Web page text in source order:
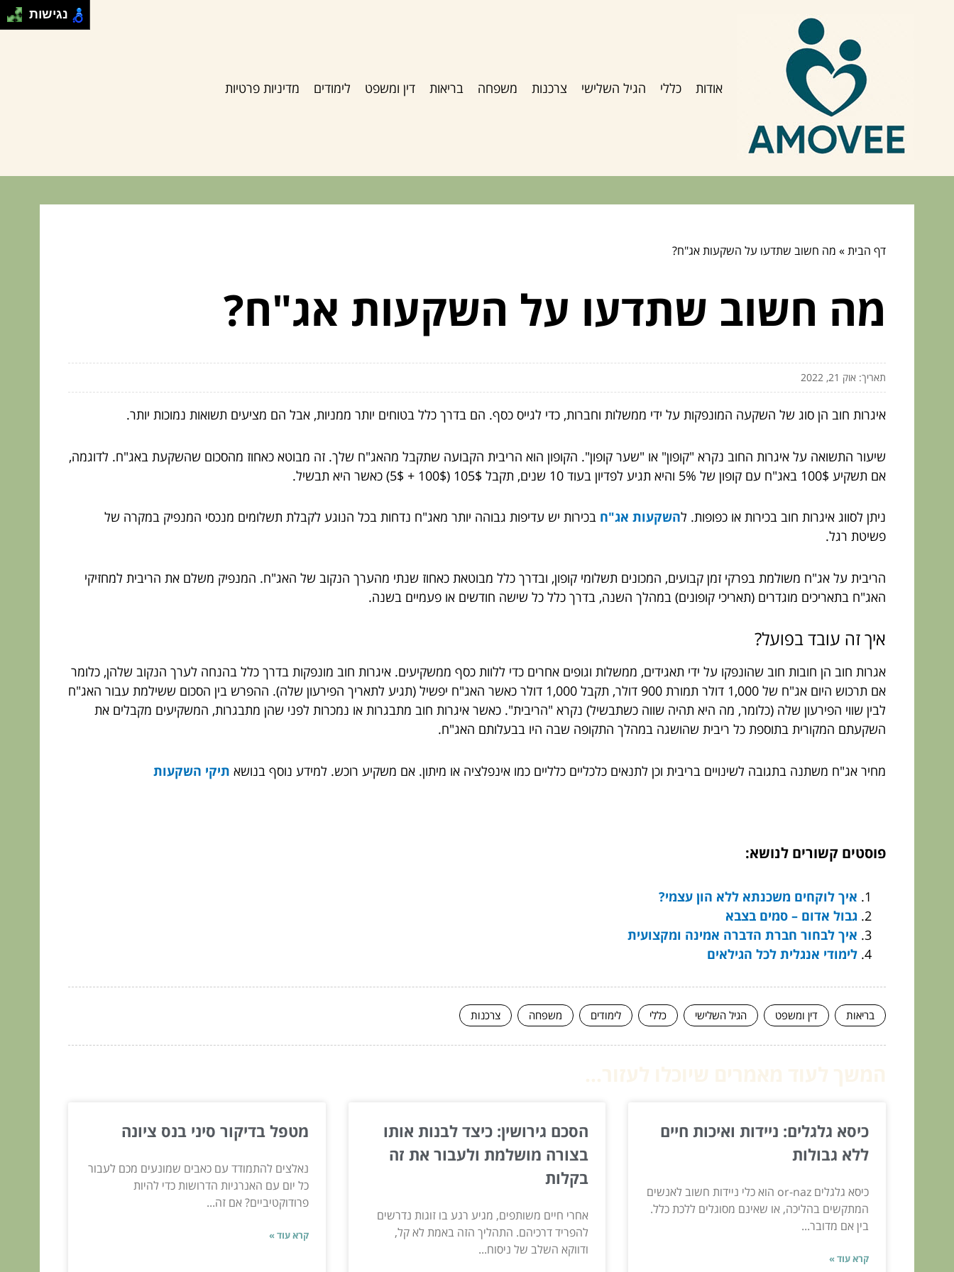
אודות כללי הגיל השלישי צרכנות משפחה בריאות דין ומשפט לימודים מדיניות פרטיות
דף הבית» מה חשוב שתדעו על השקעות אג"ח?
מה חשוב שתדעו על השקעות אג"ח?
תאריך: אוק 21, 2022
איגרות חוב הן סוג של השקעה המונפקות על ידי ממשלות וחברות, כדי לגייס כסף. הם בדרך כלל בטוחים יותר ממניות, אבל הם מציעים תשואות נמוכות יותר.
שיעור התשואה על איגרות החוב נקרא "קופון" או "שער קופון". הקופון הוא הריבית הקבועה שתקבל מהאג"ח שלך. זה מבוטא כאחוז מהסכום שהשקעת באג"ח. לדוגמה,
אם תשקיע 100$ באג"ח עם קופון של 5% והיא תגיע לפדיון בעוד 10 שנים, תקבל 105$ (100$ + 5$) כאשר היא תבשיל.
ניתן לסווג איגרות חוב בכירות או כפופות. להשקעות אג"ח בכירות יש עדיפות גבוהה יותר מאג"ח נדחות בכל הנוגע לקבלת תשלומים מנכסי המנפיק במקרה של
פשיטת רגל.
הריבית על אג"ח משולמת בפרקי זמן קבועים, המכונים תשלומי קופון, ובדרך כלל מבוטאת כאחוז שנתי מהערך הנקוב של האג"ח. המנפיק משלם את הריבית למחזיקי
האג"ח בתאריכים מוגדרים (תאריכי קופונים) במהלך השנה, בדרך כלל כל שישה חודשים או פעמיים בשנה.
איך זה עובד בפועל?
אגרות חוב הן חובות חוב שהונפקו על ידי תאגידים, ממשלות וגופים אחרים כדי ללוות כסף ממשקיעים. איגרות חוב מונפקות בדרך כלל בהנחה לערך הנקוב שלהן, כלומר
אם תרכוש היום אג"ח של 1,000 דולר תמורת 900 דולר, תקבל 1,000 דולר כאשר האג"ח יפשיל (תגיע לתאריך הפירעון שלה). ההפרש בין הסכום ששילמת עבור האג"ח
לבין שווי הפירעון שלה (כלומר, מה היא תהיה שווה כשתבשיל) נקרא "הריבית". כאשר איגרות חוב מתבגרות או נמכרות לפני שהן מתבגרות, המשקיעים מקבלים את
השקעתם המקורית בתוספת כל ריבית שהושגה במהלך התקופה שבה היו בבעלותם האג"ח.
מחיר אג"ח משתנה בתגובה לשינויים בריבית וכן לתנאים כלכליים כלליים כמו אינפלציה או מיתון. אם משקיע רוכש. למידע נוסף בנושא תיקי השקעות
פוסטים קשורים לנושא:
איך לוקחים משכנתא ללא הון עצמי?
גבול אדום – סמים בצבא
איך לבחור חברת הדברה אמינה ומקצועית
לימודי אנגלית לכל הגילאים
בריאות דין ומשפט הגיל השלישי כללי לימודים משפחה צרכנות
כיסא גלגלים: ניידות ואיכות חיים
ללא גבולות
כיסא גלגלים or-naz הוא כלי ניידות חשוב לאנשים
המתקשים בהליכה, או שאינם מסוגלים ללכת כלל.
בין אם מדובר...
קרא עוד »
הסכם גירושין: כיצד לבנות אותו
בצורה מושלמת ולעבור את זה
בקלות
אחרי חיים משותפים, מגיע רגע בו זוגות נדרשים
להפריד דרכיהם. התהליך הזה באמת לא קל,
ודווקא השלב של ניסוח...
מטפל בדיקור סיני בנס ציונה
נאלצים להתמודד עם כאבים שמונעים מכם לעבור
כל יום עם האנרגיות הדרושות כדי להיות
פרודוקטיביים? אם זה...
קרא עוד »
נגישות